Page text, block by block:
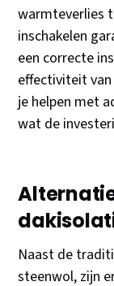
warmteverlies
inschakelen
een correcte
effectiviteit
je helpen met
wat de
Naast de
steenwol, zijn